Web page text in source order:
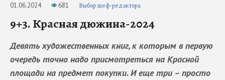
01.06.2024 681 Выбор шеф-редактора
9+3. Красная дюжина-2024
Девять художественных книг, к которым в первую
очередь точно надо присмотреться на Красной
площади на предмет покупки. И еще три – просто